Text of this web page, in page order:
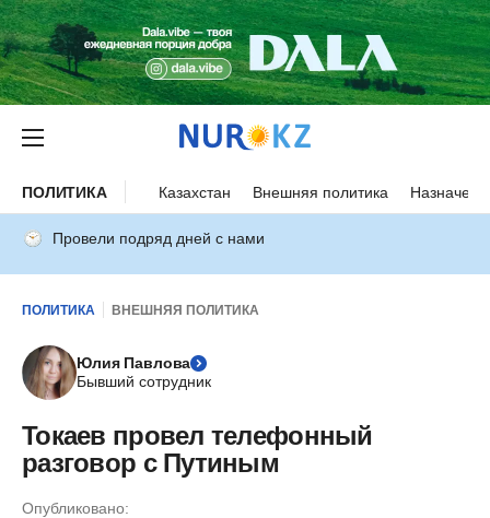
ПОЛИТИКА Казахстан Внешняя политика
Провели подряд дней с нами
ПОЛИТИКА ВНЕШНЯЯ ПОЛИТИКА
Юлия Павлова
Бывший сотрудник
Токаев провел телефонный
разговор с Путиным
Опубликовано: